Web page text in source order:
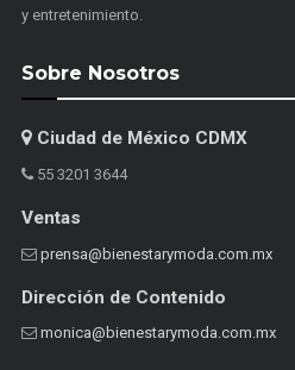
y entretenimiento.
Sobre Nosotros
Ciudad de México CDMX
55 3201 3644
Ventas
prensa@bienestarymoda.com.mx
Dirección de Contenido
monica@bienestarymoda.com.mx